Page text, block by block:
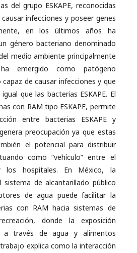
del grupo ESKAPE, reconocidas
infecciones y poseer genes
en los últimos años ha
género bacteriano denominado
medio ambiente principalmente
emergido como patógeno
de causar infecciones y que
que las bacterias ESKAPE. El
con RAM tipo ESKAPE, permite
entre bacterias ESKAPE y
preocupación ya que estas
el potencial para distribuir
como “vehículo” entre el
los hospitales. En México, la
sistema de alcantarillado público
de agua puede facilitar la
con RAM hacia sistemas de
donde la exposición
a través de agua y alimentos
explica como la interacción